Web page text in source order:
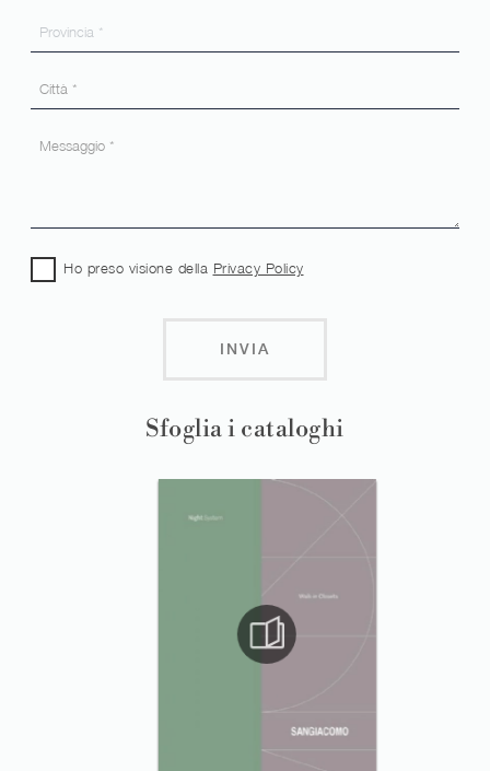
Sfoglia i cataloghi
Ho preso visione della Privacy Policy
INVIA